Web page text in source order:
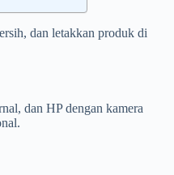
dan letakkan produk di
dan HP dengan kamera